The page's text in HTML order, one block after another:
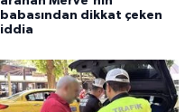
babasından dikkat çeken
iddia